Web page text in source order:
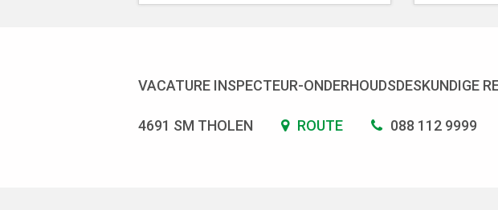
VACATURE INSPECTEUR-ONDERHOUDSDESKUNDIGE
4691 SM THOLEN ROUTE 088 112 9999